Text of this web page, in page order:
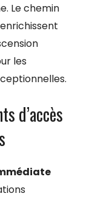
Le chemin
les
d’accès